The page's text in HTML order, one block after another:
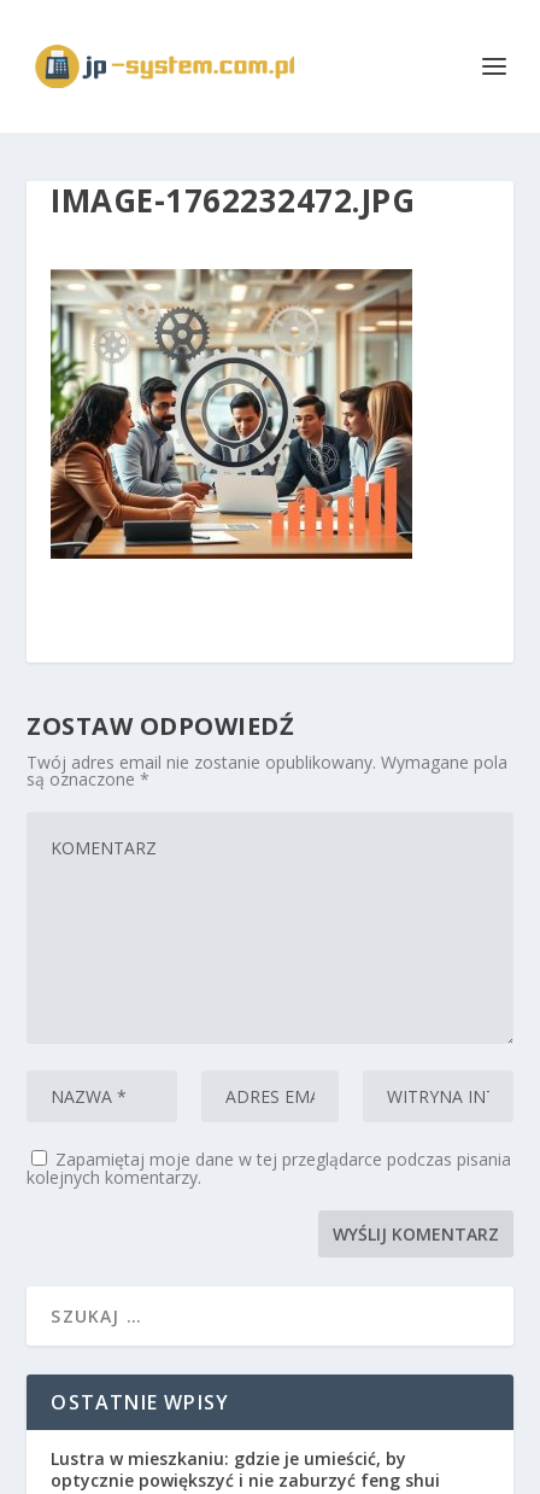
IMAGE-1762232472.JPG
ZOSTAW ODPOWIEDŹ
Twój adres email nie zostanie opublikowany. Wymagane pola
są oznaczone*
Zapamiętaj moje dane w tej przeglądarce podczas pisania
kolejnych komentarzy.
OSTATNIE WPISY
Lustra w mieszkaniu: gdzie je umieścić, by
optycznie powiększyć i nie zaburzyć feng shui